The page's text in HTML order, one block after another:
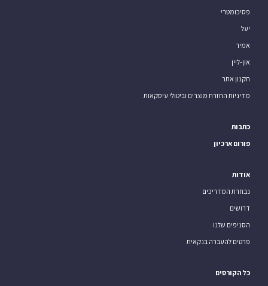
פסיכומטרי
יעל
אמיר
און-ליין
תקנון אתר
מדיניות החזרת מוצרים וביטולי עיסקאות
כתבות
פורום ארכיון
אודות
נבחרת המדריכים
דרושים
הסניפים שלנו
פרטים להעברה בנקאית
כל הקורסים